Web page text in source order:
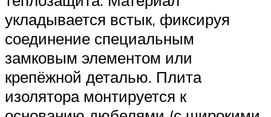
укладывается встык, фиксируя
соединение специальным
замковым элементом или
крепёжной деталью. Плита
изолятора монтируется к